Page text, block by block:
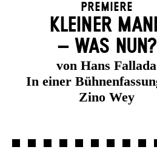
Premiere
KLEINER
– WAS NUN?
von Hans Fallada
In einer
Zino Wey